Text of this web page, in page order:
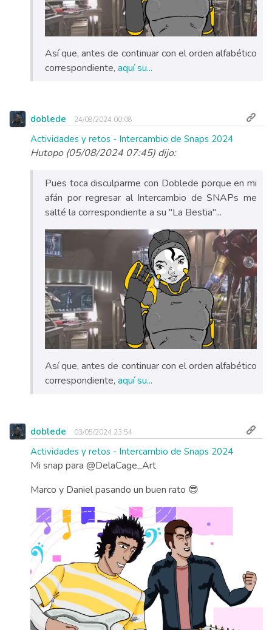
Así que, antes de continuar con el orden alfabético
correspondiente, aquí su...
doblede 24/08/2024 00:08
Actividades y retos - Intercambio de Snaps 2024
Hutopo (05/08/2024 07:45) dijo:
Pues toca disculparme con Doblede porque en mi
afán por regresar al Intercambio de SNAPs me
salté la correspondiente a su "La Bestia"...
Así que, antes de continuar con el orden alfabético
correspondiente, aquí su...
doblede 03/05/2024 23:54
Actividades y retos - Intercambio de Snaps 2024
Mi snap para @DelaCage_Art
Marco y Daniel pasando un buen rato 😎